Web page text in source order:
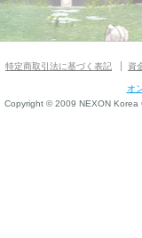
特定商取引法に基づく表記 資
オ
Copyright © 2009 NEXON Korea